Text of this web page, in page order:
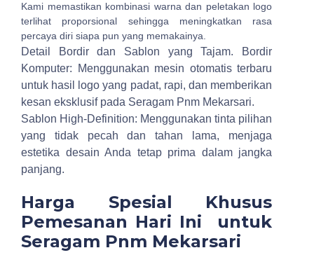
Kami memastikan kombinasi warna dan peletakan logo
terlihat proporsional sehingga meningkatkan rasa
percaya diri siapa pun yang memakainya.
Detail Bordir dan Sablon yang Tajam.
Bordir
Komputer: Menggunakan mesin otomatis terbaru
untuk hasil logo yang padat, rapi, dan memberikan
kesan eksklusif pada Seragam Pnm Mekarsari.
Sablon High-Definition: Menggunakan tinta pilihan
yang tidak pecah dan tahan lama, menjaga
estetika desain Anda tetap prima dalam jangka
panjang.
Harga Spesial Khusus
Pemesanan Hari Ini untuk
Seragam Pnm Mekarsari